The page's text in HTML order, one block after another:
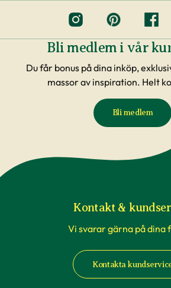
Bli medlem i vår
Du får bonus på dina inköp,
massor av inspiration. Helt
Bli medlem
Kontakt &
Vi svarar gärna på dina
Kontakta